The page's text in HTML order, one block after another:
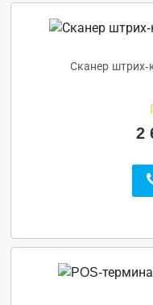
Сканер штрих-
2